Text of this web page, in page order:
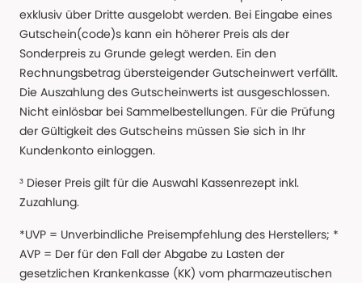
exklusiv über Dritte ausgelobt werden. Bei Eingabe eines
Gutschein(code)s kann ein höherer Preis als der
Sonderpreis zu Grunde gelegt werden. Ein den
Rechnungsbetrag übersteigender Gutscheinwert verfällt.
Die Auszahlung des Gutscheinwerts ist ausgeschlossen.
Nicht einlösbar bei Sammelbestellungen. Für die Prüfung
der Gültigkeit des Gutscheins müssen Sie sich in Ihr
Kundenkonto einloggen.
³ Dieser Preis gilt für die Auswahl Kassenrezept inkl.
Zuzahlung.
*UVP = Unverbindliche Preisempfehlung des Herstellers; *
AVP = Der für den Fall der Abgabe zu Lasten der
gesetzlichen Krankenkasse (KK) vom pharmazeutischen